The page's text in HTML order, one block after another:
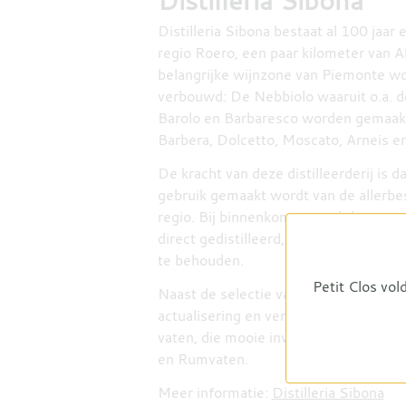
Distilleria Sibona bestaat al 100 jaar
regio Roero, een paar kilometer van
belangrijke wijnzone van Piemonte
verbouwd: De Nebbiolo waaruit o.a.
Barolo en Barbaresco worden
Barbera, Dolcetto, Moscato, Arneis
De kracht van deze distilleerderij is
gebruik gemaakt wordt van de
regio. Bij binnenkomst wordt het sap
direct gedistilleerd, om zo de meeste
te behouden.
Naast de selectie van de beste
actualisering en verbetering van de
vaten, die mooie invloeden afgeeft
en Rumvaten.
Meer informatie: Distilleria Sibona
Petit Clos